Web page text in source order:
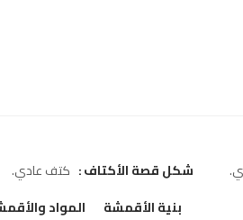
شكل قصة الأكتاف كتف عادي
بنية الأقمشة
المواد